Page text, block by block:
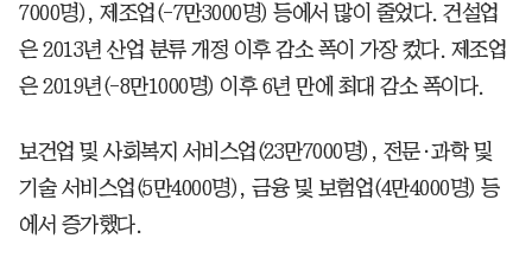
7000명), 제조업(-7만3000명) 등에서 많이 줄었다. 건설업
은 2013년 산업 분류 개정 이후 감소 폭이 가장 컸다. 제조업
은 2019년(-8만1000명) 이후 6년 만에 최대 감소 폭이다.
보건업 및 사회복지 서비스업(23만7000명), 전문·과학 및
기술 서비스업(5만4000명), 금융 및 보험업(4만4000명) 등
에서 증가했다.